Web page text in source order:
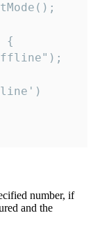
{
number, if
and the